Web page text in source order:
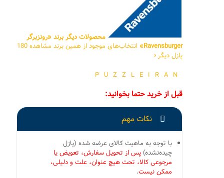
محصولات دیگر برند «رونزبرگر
Ravensburger»
انتخاب‌های موجود از همین برند
مشاهده 180
پازل دیگر‹
PUZZLEIRAN
قبل از خرید حتما بخوانید:
نکات مهم
با توجه به ماهیت کالای عرضه شده (پازل
چیده‌نشده) پس از تحویل سفارش، تعویض یا
مرجوعی کالا، تحت هیچ عنوان، علت و دلیلی،
ممکن نیست.